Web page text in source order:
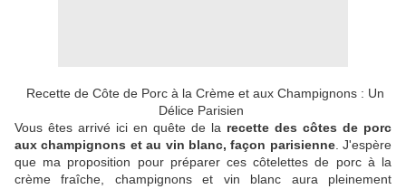
Recette de Côte de Porc à la Crème et aux Champignons : Un
Délice Parisien
Vous êtes arrivé ici en quête de la recette des côtes de porc
aux champignons et au vin blanc, façon parisienne. J'espère
que ma proposition pour préparer ces côtelettes de porc à la
crème fraîche, champignons et vin blanc aura pleinement